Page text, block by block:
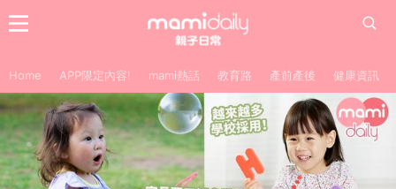
Home APP限定內容! mami熱話 教育路 產前產後 健康資訊